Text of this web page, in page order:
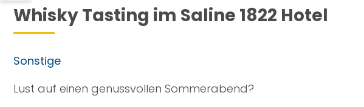
Whisky Tasting im Saline 1822 Hotel
Sonstige
Lust auf einen genussvollen Sommerabend?